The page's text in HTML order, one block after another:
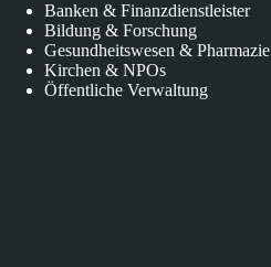
Banken & Finanzdienstleister
Bildung & Forschung
Gesundheitswesen & Pharmazie
Kirchen & NPOs
Öffentliche Verwaltung